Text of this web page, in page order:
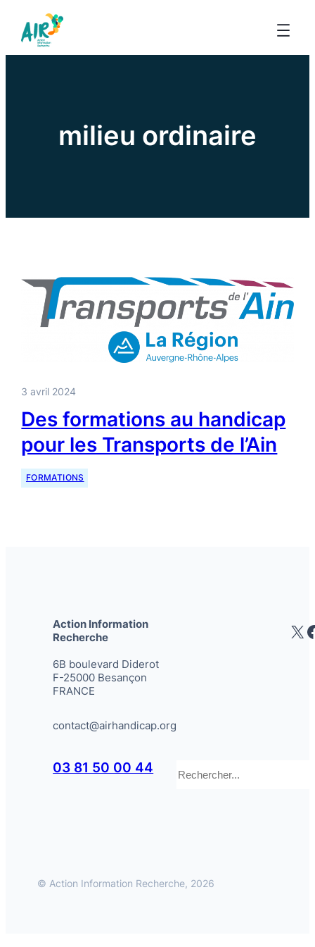
milieu ordinaire
3 avril 2024
Des formations au handicap
pour les Transports de l’Ain
FORMATIONS
Action Information
Recherche
6B boulevard Diderot
F-25000 Besançon
FRANCE
contact@airhandicap.org
03 81 50 00 44
X
© Action Information Recherche, 2026